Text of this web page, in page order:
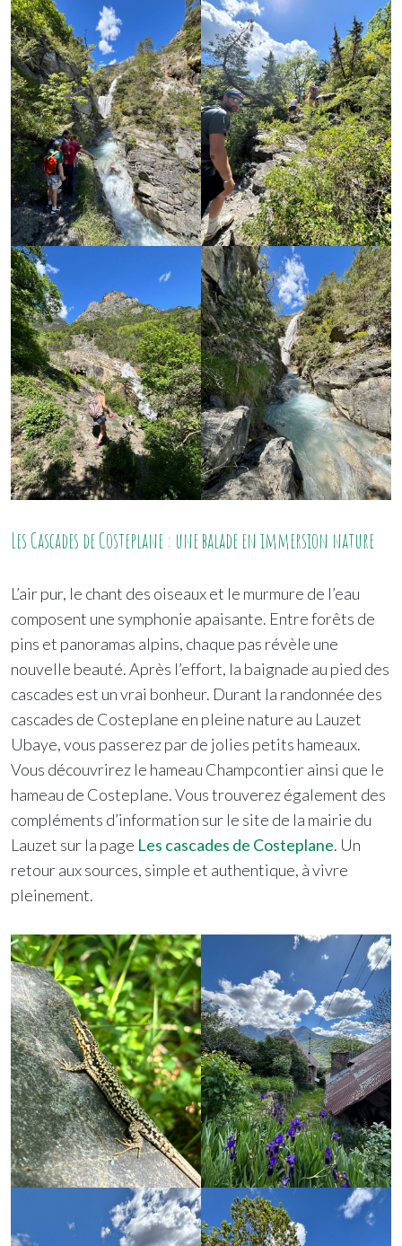
Les Cascades de Costeplane : une balade en immersion nature
L’air pur, le chant des oiseaux et le murmure de l’eau
composent une symphonie apaisante. Entre forêts de
pins et panoramas alpins, chaque pas révèle une
nouvelle beauté. Après l’effort, la baignade au pied des
cascades est un vrai bonheur. Durant la randonnée des
cascades de Costeplane en pleine nature au Lauzet
Ubaye, vous passerez par de jolies petits hameaux.
Vous découvrirez le hameau Champcontier ainsi que le
hameau de Costeplane. Vous trouverez également des
compléments d’information sur le site de la mairie du
Lauzet sur la page Les cascades de Costeplane. Un
retour aux sources, simple et authentique, à vivre
pleinement.